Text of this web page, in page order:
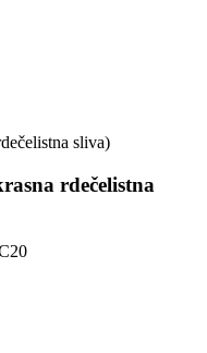
rdečelistna